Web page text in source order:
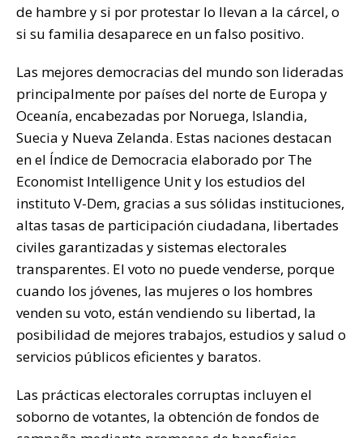
de hambre y si por protestar lo llevan a la cárcel, o
si su familia desaparece en un falso positivo.
Las mejores democracias del mundo son lideradas
principalmente por países del norte de Europa y
Oceanía, encabezadas por Noruega, Islandia,
Suecia y Nueva Zelanda. Estas naciones destacan
en el Índice de Democracia elaborado por The
Economist Intelligence Unit y los estudios del
instituto V-Dem, gracias a sus sólidas instituciones,
altas tasas de participación ciudadana, libertades
civiles garantizadas y sistemas electorales
transparentes. El voto no puede venderse, porque
cuando los jóvenes, las mujeres o los hombres
venden su voto, están vendiendo su libertad, la
posibilidad de mejores trabajos, estudios y salud o
servicios públicos eficientes y baratos.
Las prácticas electorales corruptas incluyen el
soborno de votantes, la obtención de fondos de